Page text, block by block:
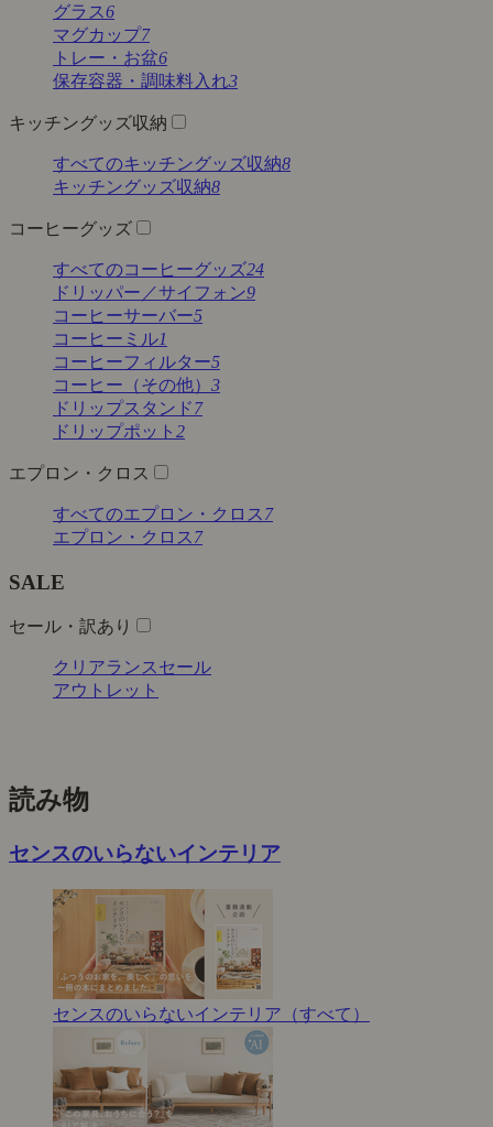
グラス6
マグカップ7
トレー・お盆6
保存容器・調味料入れ3
キッチングッズ収納
すべてのキッチングッズ収納8
キッチングッズ収納8
コーヒーグッズ
すべてのコーヒーグッズ24
ドリッパー／サイフォン9
コーヒーサーバー5
コーヒーミル1
コーヒーフィルター5
コーヒー（その他） 3
ドリップスタンド7
ドリップポット 2
エプロン・クロス
すべてのエプロン・クロス 7
エプロン・クロス 7
SALE
セール・訳あり
クリアランスセール
アウトレット
読み物
センスのいらないインテリア
センスのいらないインテリア（すべて）